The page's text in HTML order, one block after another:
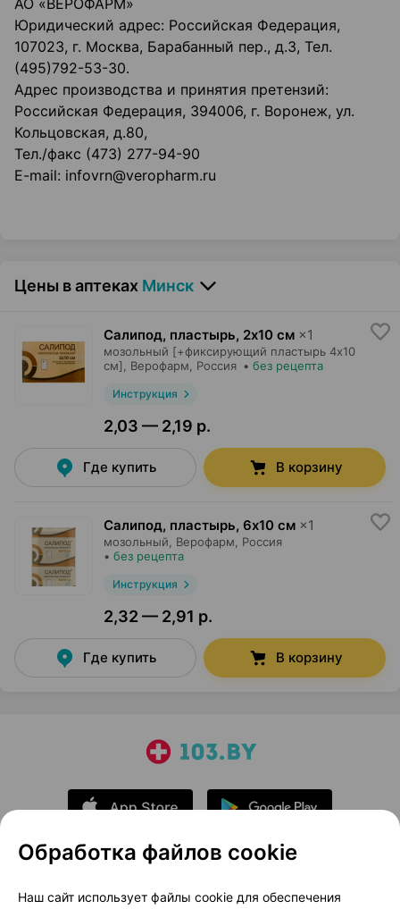
АО «ВЕРОФАРМ»
Юридический адрес: Российская Федерация,
107023, г. Москва, Барабанный пер., д.3, Тел.
(495)792-53-30.
Адрес производства и принятия претензий:
Российская Федерация, 394006, г. Воронеж, ул.
Кольцовская, д.80,
Тел./факс (473) 277-94-90
E-mail: infovrn@veropharm.ru
Цены в аптеках Минск
Салипод, пластырь, 2х10 см ×1
мозольный [+фиксирующий пластырь 4х10
см], Верофарм, Россия • без рецепта
Инструкция
2,03 — 2,19 р.
Где купить В корзину
Салипод, пластырь, 6х10 см ×1
мозольный, Верофарм, Россия
• без рецепта
Инструкция
2,32 — 2,91 р.
Где купить В корзину
О проекте Новости проекта
Обработка файлов cookie
Наш сайт использует файлы cookie для обеспечения